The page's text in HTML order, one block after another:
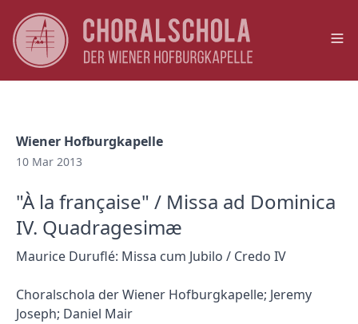
Wiener Hofburgkapelle
10 Mar 2013
"À la française" / Missa ad Dominica
IV. Quadragesimæ
Maurice Duruflé: Missa cum Jubilo / Credo IV
Choralschola der Wiener Hofburgkapelle; Jeremy
Joseph; Daniel Mair